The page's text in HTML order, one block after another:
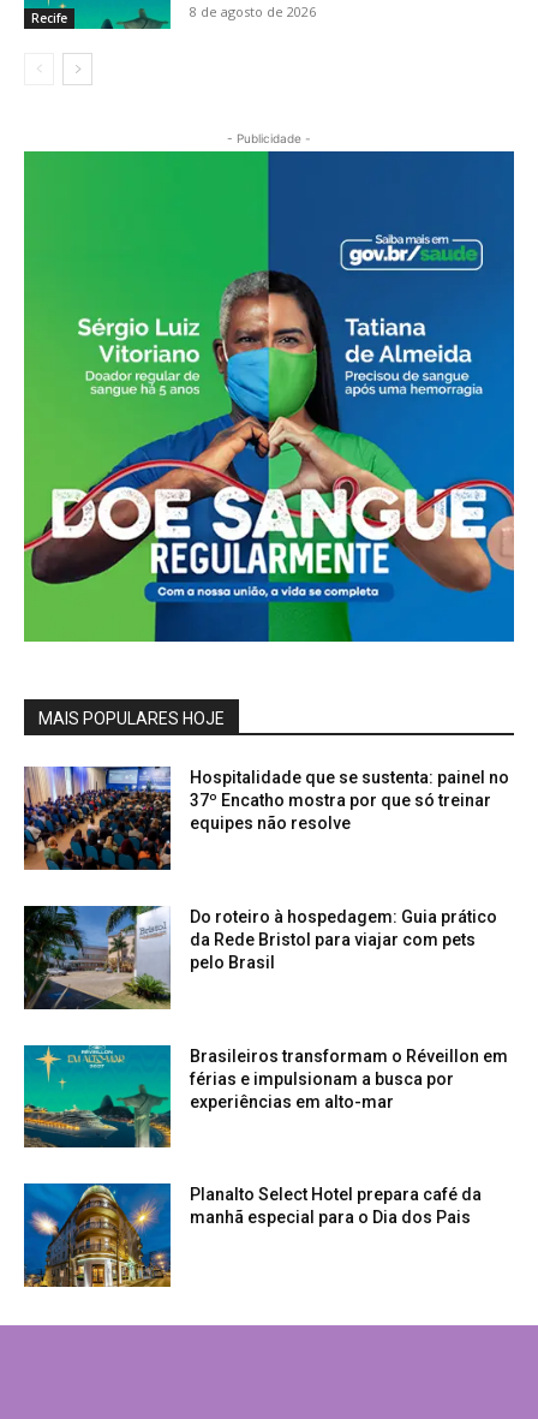
Recife 8 de agosto de 2026
- Publicidade -
MAIS POPULARES HOJE
Hospitalidade que se sustenta: painel no
37º Encatho mostra por que só treinar
equipes não resolve
Do roteiro à hospedagem: Guia prático
da Rede Bristol para viajar com pets
pelo Brasil
Brasileiros transformam o Réveillon em
férias e impulsionam a busca por
experiências em alto-mar
Planalto Select Hotel prepara café da
manhã especial para o Dia dos Pais